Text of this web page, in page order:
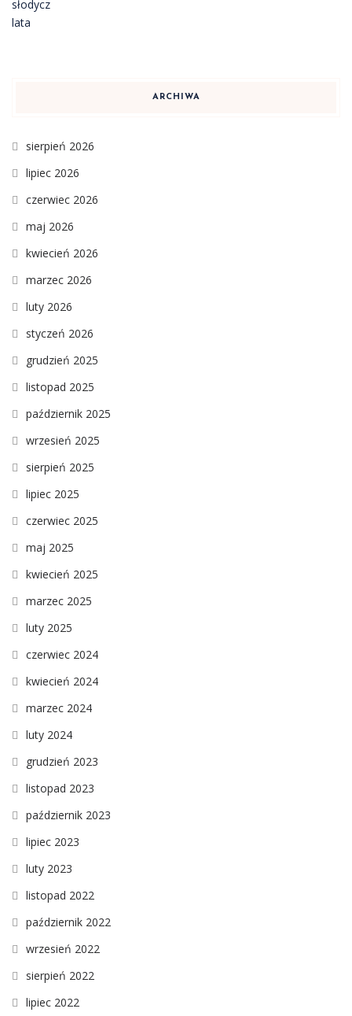
ARCHIWA
sierpień 2026
lipiec 2026
czerwiec 2026
maj 2026
kwiecień 2026
marzec 2026
luty 2026
styczeń 2026
grudzień 2025
listopad 2025
październik 2025
wrzesień 2025
sierpień 2025
lipiec 2025
czerwiec 2025
maj 2025
kwiecień 2025
marzec 2025
luty 2025
czerwiec 2024
kwiecień 2024
marzec 2024
luty 2024
grudzień 2023
listopad 2023
październik 2023
lipiec 2023
luty 2023
listopad 2022
październik 2022
wrzesień 2022
sierpień 2022
lipiec 2022